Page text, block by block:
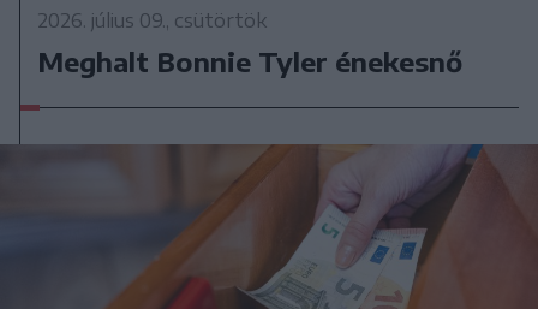
2026. július 09., csütörtök
Meghalt Bonnie Tyler énekesnő